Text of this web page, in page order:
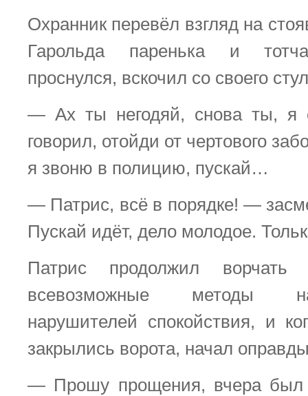
Охранник перевёл взгляд на
Гарольда паренька и
проснулся, вскочил со своего
— Ах ты негодяй, снова ты, я
говорил, отойди от чертового
я звоню в полицию, пускай…
— Патрис, всё в порядке! —
Пускай идёт, дело молодое.
Патрис продолжил ворчать
всевозможные методы
нарушителей спокойствия, и
закрылись ворота, начал
— Прошу прощения, вчера был